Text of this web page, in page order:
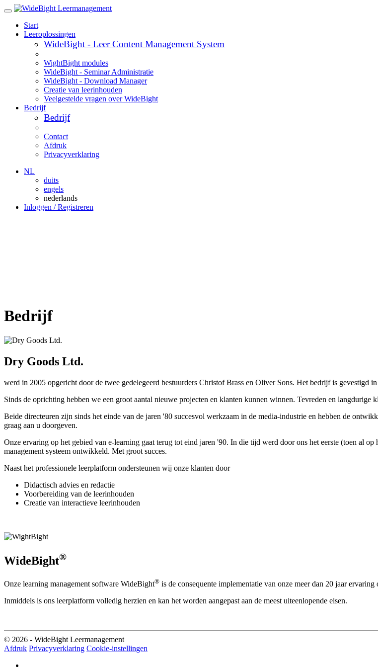
Start
Leeroplossingen
WideBight - Leer Content Management System
WightBight modules
WideBight - Seminar Administratie
WideBight - Download Manager
Creatie van leerinhouden
Veelgestelde vragen over WideBight
Bedrijf
Bedrijf
Contact
Afdruk
Privacyverklaring
NL
duits
engels
nederlands
Inloggen / Registreren
Bedrijf
Dry Goods Ltd.
werd in 2005 opgericht door de twee gedelegeerd bestuurders Christof Brass en Oliver Sons. Het bedrijf is gevestigd in
Sinds de oprichting hebben we een groot aantal nieuwe projecten en klanten kunnen winnen. Tevreden en langdurige
Beide directeuren zijn sinds het einde van de jaren '80 succesvol werkzaam in de media-industrie en hebben de
graag aan u doorgeven.
Onze ervaring op het gebied van e-learning gaat terug tot eind jaren '90. In die tijd werd door ons het eerste (toen al
management systeem ontwikkeld. Met groot succes.
Naast het professionele leerplatform ondersteunen wij onze klanten door
Didactisch advies en redactie
Voorbereiding van de leerinhouden
Creatie van interactieve leerinhouden
WideBight®
Onze learning management software WideBight® is de consequente implementatie van onze meer dan 20 jaar
Inmiddels is ons leerplatform volledig herzien en kan het worden aangepast aan de meest uiteenlopende eisen.
© 2026 - WideBight Leermanagement
Afdruk Privacyverklaring Cookie-instellingen